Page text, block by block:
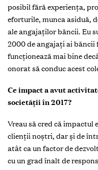
posibil fără experienţa,
eforturile, munca asiduă,
ale angajaţilor băncii. Eu
2000 de angajaţi ai băncii
funcţionează mai bine
onorat să conduc acest
Ce impact a avut
societăţii în 2017?
Vreau să cred că impactul
clienţii noştri, dar şi de
atât ca un factor de
cu un grad înalt de